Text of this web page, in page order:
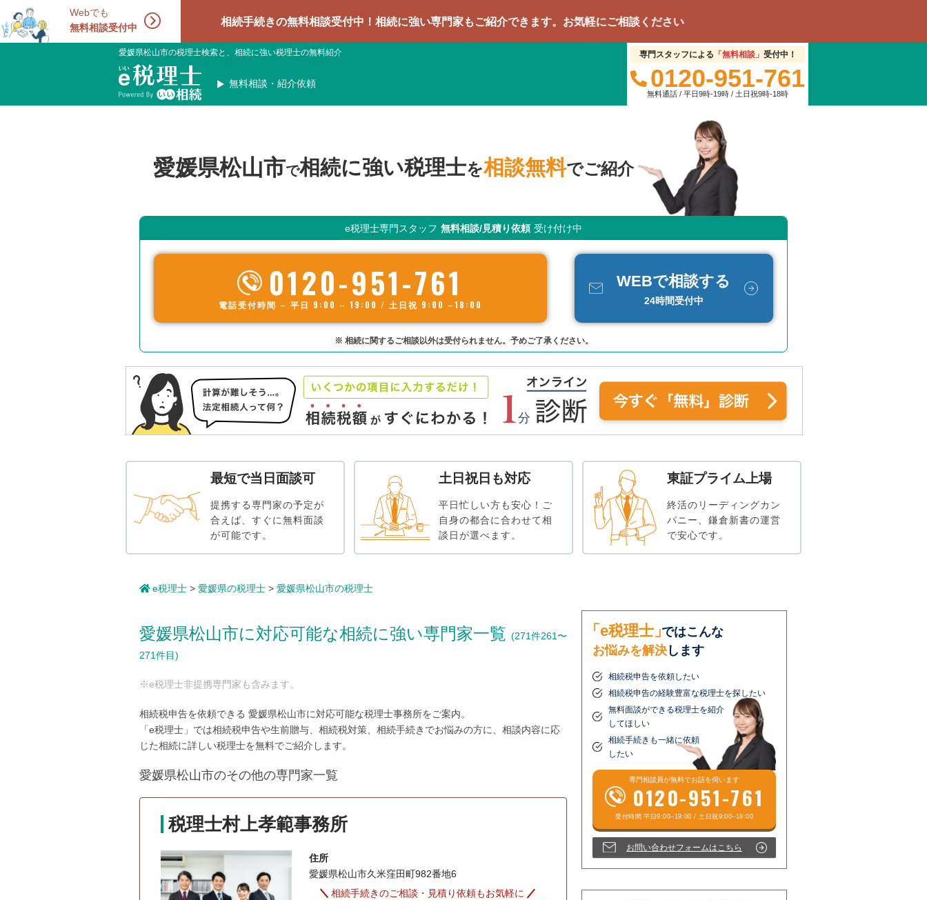
Webでも
無料相談受付中
相続手続きの無料相談受付中！相続に強い専門家もご紹介できます。お気軽にご相談ください
愛媛県松山市の税理士検索と、相続に強い税理士の無料紹介
無料相談・紹介依頼
専門スタッフによる 「無料相談」 受付中！
0120-951-761
無料通話 / 平日9時-19時 / 土日祝9時-18時
愛媛県松山市で相続に強い税理士を相談無料でご紹介
e税理士専門スタッフ 無料相談/見積り依頼 受け付け中
0120-951-761
電話受付時間 – 平日 9:00 – 19:00 / 土日祝 9:00 –18:00
WEBで相談する
24時間受付中
※ 相続に関するご相談以外は受付られません。予めご了承ください。
最短で当日面談可
提携する専門家の予定が
合えば、すぐに無料面談
が可能です。
土日祝日も対応
平日忙しい方も安心！ご
自身の都合に合わせて相
談日が選べます。
東証プライム上場
終活のリーディングカン
パニー、鎌倉新書の運営
で安心です。
e税理士 > 愛媛県の税理士 > 愛媛県松山市の税理士
愛媛県松山市に対応可能な相続に強い専門家一覧 (271件261〜
271件目)
※e税理士非提携専門家も含みます。
相続税申告を依頼できる 愛媛県松山市に対応可能な税理士事務所をご案内。
「e税理士」では相続税申告や生前贈与、相続税対策、相続手続きでお悩みの方に、相談内容に応
じた相続に詳しい税理士を無料でご紹介します。
愛媛県松山市のその他の専門家一覧
税理士村上孝範事務所
住所
愛媛県松山市久米窪田町982番地6
相続手続きのご相談・見積り依頼もお気軽に
「e税理士」ではこんな
お悩みを解決 します
相続税申告を依頼したい
相続税申告の経験豊富な税理士を探したい
無料面談ができる税理士を紹介
してほしい
相続手続きも一緒に依頼
したい
専門相談員が無料でお話を伺います
0120-951-761
お問い合わせフォームはこちら